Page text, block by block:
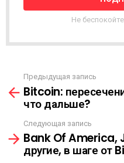
А
Ы
Л
К
А
Не
м
е
Предыдущая запись
Bitcoin:
что дальше?
Следующая запись
Bank Of America,
другие, в шаге от